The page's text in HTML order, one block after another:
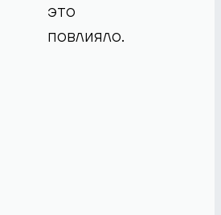
это
повлияло.